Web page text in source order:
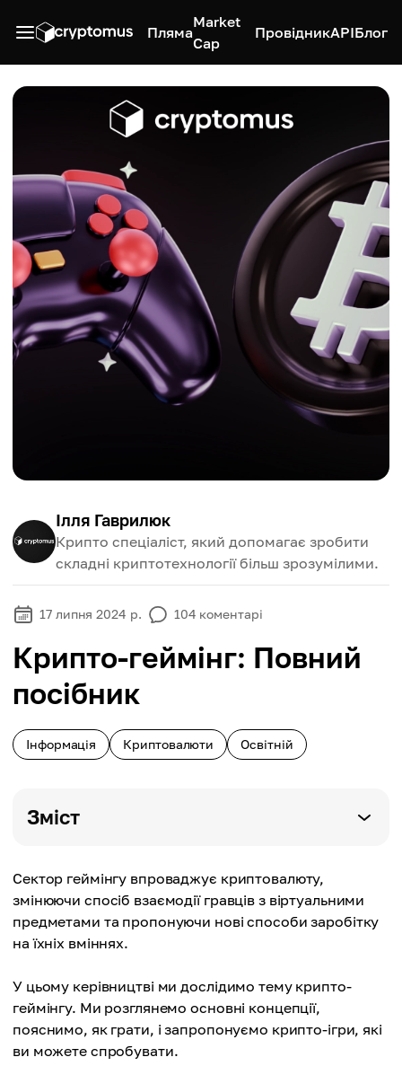
Пляма
Market
Cap
ПровідникAPIБлог
Ілля Гаврилюк
Крипто спеціаліст, який допомагає зробити
складні криптотехнології більш зрозумілими.
17 липня 2024 р. 104 коментарі
Крипто-геймінг: Повний
посібник
Інформація Криптовалюти Освітній
Зміст
Сектор геймінгу впроваджує криптовалюту,
змінюючи спосіб взаємодії гравців з віртуальними
предметами та пропонуючи нові способи заробітку
на їхніх вміннях.
У цьому керівництві ми дослідимо тему крипто-
геймінгу. Ми розглянемо основні концепції,
пояснимо, як грати, і запропонуємо крипто-ігри, які
ви можете спробувати.